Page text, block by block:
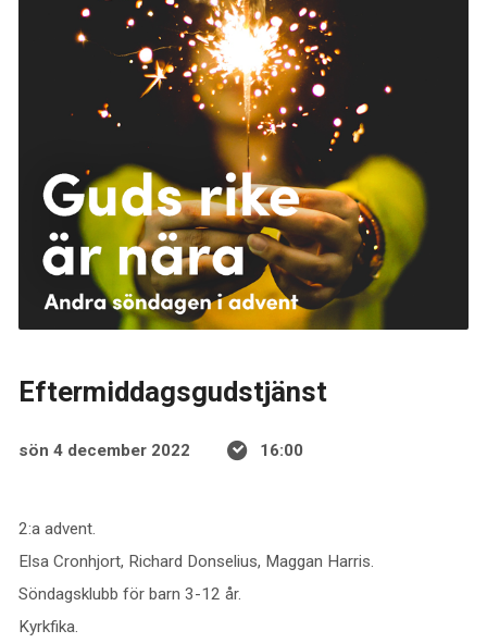
Eftermiddagsgudstjänst
sön 4 december 2022 16:00
2:a advent.
Elsa Cronhjort, Richard Donselius, Maggan Harris.
Söndagsklubb för barn 3-12 år.
Kyrkfika.